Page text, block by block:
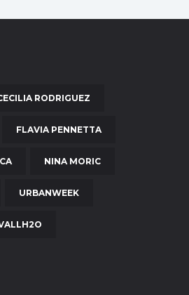
RODRIGUEZ
FLAVIA PENNETTA
NINA MORIC
URBANWEEK